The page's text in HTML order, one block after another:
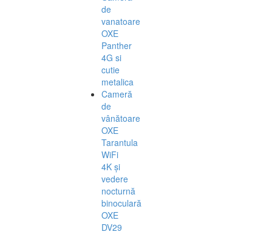
de
vanatoare
OXE
Panther
4G si
cutie
metalica
Cameră
de
vânătoare
OXE
Tarantula
WiFi
4K și
vedere
nocturnă
binoculară
OXE
DV29